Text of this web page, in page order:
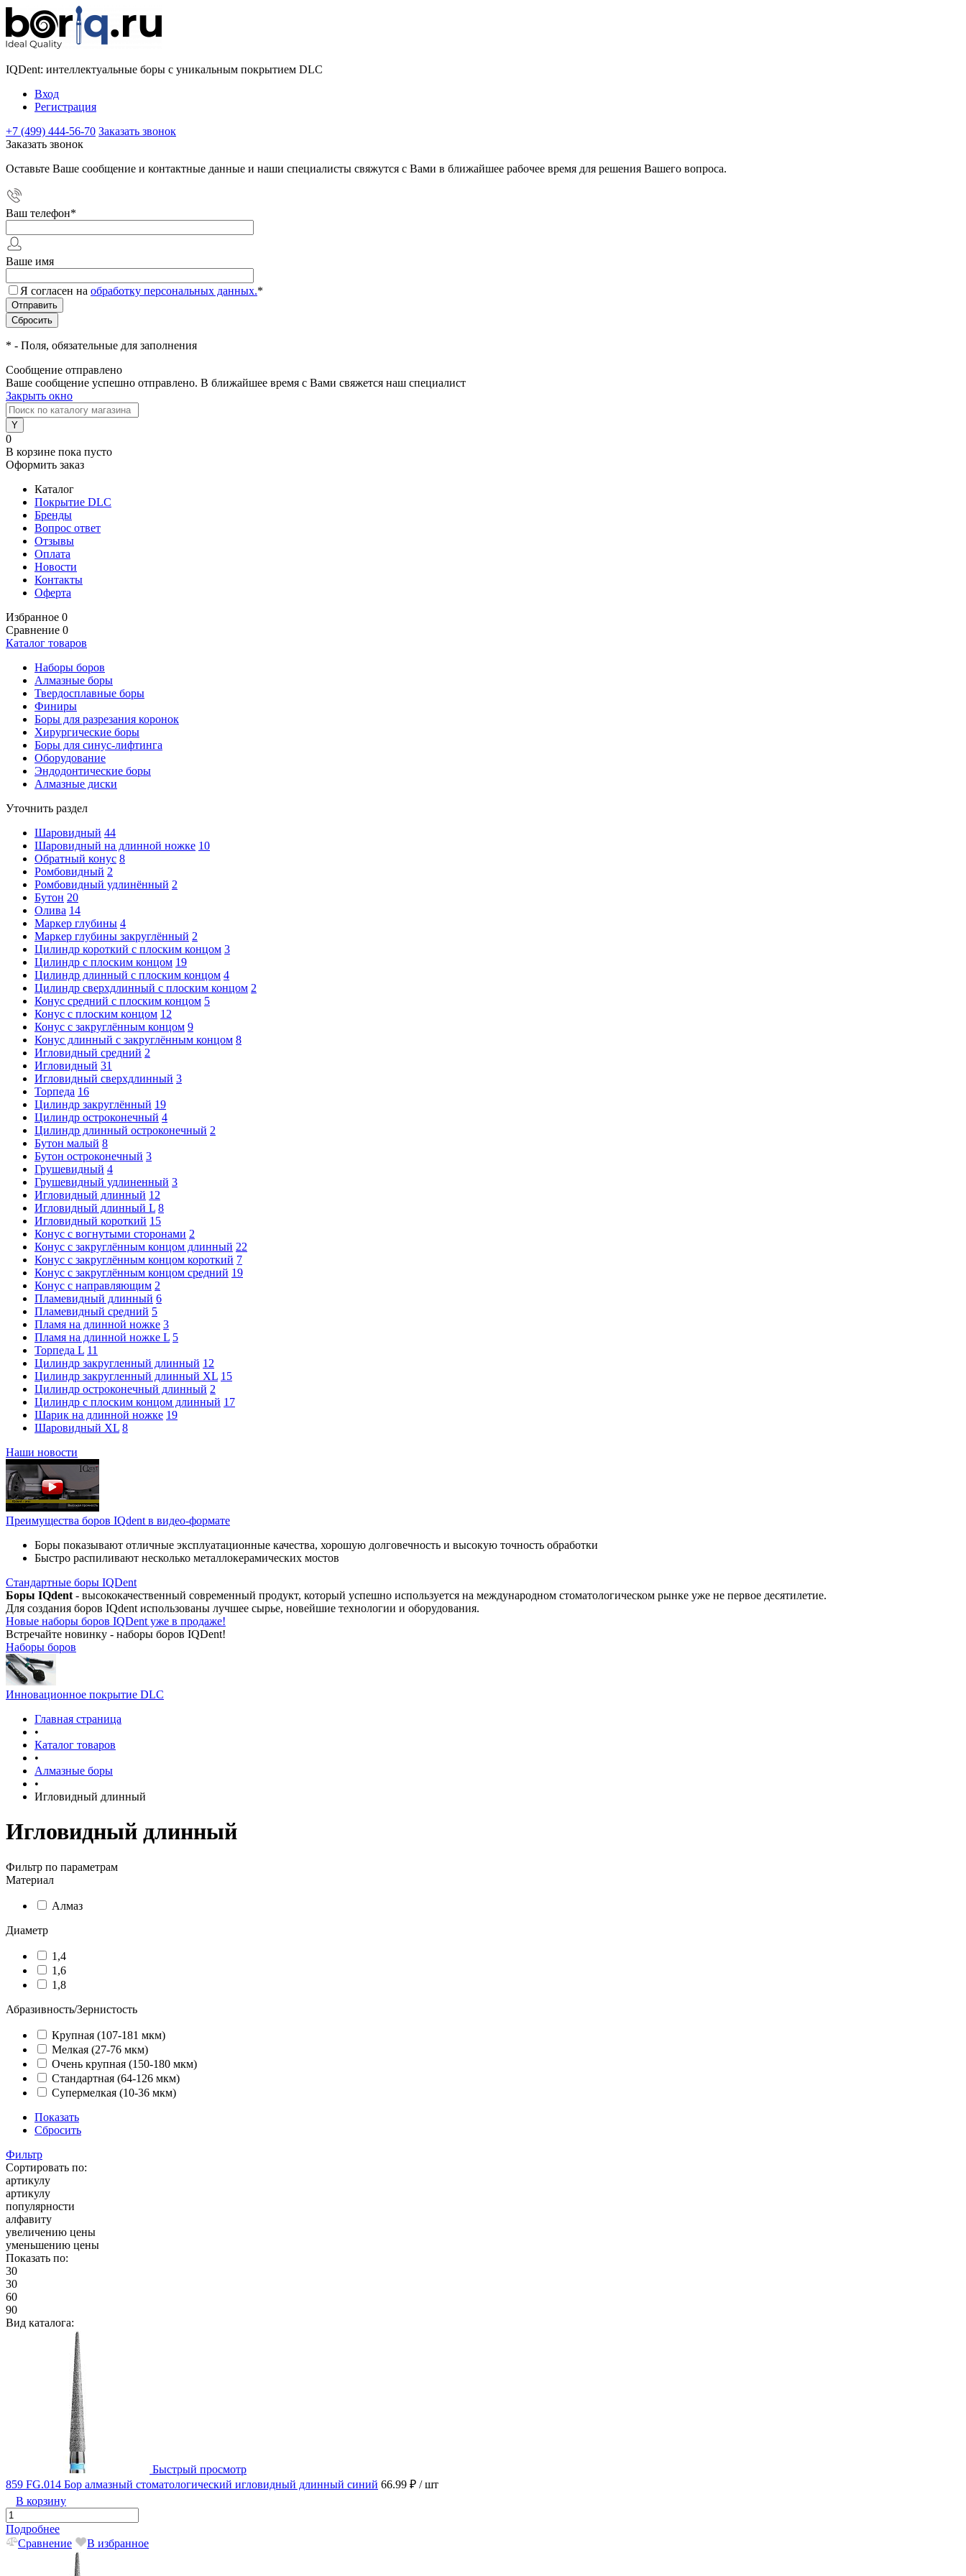
IQDent: интеллектуальные боры с уникальным покрытием DLC
Вход
Регистрация
+7 (499) 444-56-70 Заказать звонок
Заказать звонок
Оставьте Ваше сообщение и контактные данные и наши специалисты свяжутся с Вами в ближайшее рабочее время для решения Вашего вопроса.
Ваш телефон*
Ваше имя
Я согласен на обработку персональных данных.*
* - Поля, обязательные для заполнения
Сообщение отправлено
Ваше сообщение успешно отправлено. В ближайшее время с Вами свяжется наш специалист
Закрыть окно
0
В корзине пока пусто
Оформить заказ
Каталог
Покрытие DLC
Бренды
Вопрос ответ
Отзывы
Оплата
Новости
Контакты
Оферта
Избранное 0
Сравнение 0
Каталог товаров
Наборы боров
Алмазные боры
Твердосплавные боры
Финиры
Боры для разрезания коронок
Хирургические боры
Боры для синус-лифтинга
Оборудование
Эндодонтические боры
Алмазные диски
Уточнить раздел
Шаровидный 44
Шаровидный на длинной ножке 10
Обратный конус 8
Ромбовидный 2
Ромбовидный удлинённый 2
Бутон 20
Олива 14
Маркер глубины 4
Маркер глубины закруглённый 2
Цилиндр короткий с плоским концом 3
Цилиндр с плоским концом 19
Цилиндр длинный с плоским концом 4
Цилиндр сверхдлинный с плоским концом 2
Конус средний с плоским концом 5
Конус с плоским концом 12
Конус с закруглённым концом 9
Конус длинный с закруглённым концом 8
Игловидный средний 2
Игловидный 31
Игловидный сверхдлинный 3
Торпеда 16
Цилиндр закруглённый 19
Цилиндр остроконечный 4
Цилиндр длинный остроконечный 2
Бутон малый 8
Бутон остроконечный 3
Грушевидный 4
Грушевидный удлиненный 3
Игловидный длинный 12
Игловидный длинный L 8
Игловидный короткий 15
Конус с вогнутыми сторонами 2
Конус с закруглённым концом длинный 22
Конус с закруглённым концом короткий 7
Конус с закруглённым концом средний 19
Конус с направляющим 2
Пламевидный длинный 6
Пламевидный средний 5
Пламя на длинной ножке 3
Пламя на длинной ножке L 5
Торпеда L 11
Цилиндр закругленный длинный 12
Цилиндр закругленный длинный XL 15
Цилиндр остроконечный длинный 2
Цилиндр с плоским концом длинный 17
Шарик на длинной ножке 19
Шаровидный XL 8
Наши новости
Преимущества боров IQdent в видео-формате
Боры показывают отличные эксплуатационные качества, хорошую долговечность и высокую точность обработки
Быстро распиливают несколько металлокерамических мостов
Стандартные боры IQDent
Боры IQdent - высококачественный современный продукт, который успешно используется на международном стоматологическом рынке уже не первое десятилетие.
Для создания боров IQdent использованы лучшее сырье, новейшие технологии и оборудования.
Новые наборы боров IQDent уже в продаже!
Встречайте новинку - наборы боров IQDent!
Наборы боров
Инновационное покрытие DLC
Главная страница
•
Каталог товаров
•
Алмазные боры
•
Игловидный длинный
Игловидный длинный
Фильтр по параметрам
Материал
Алмаз
Диаметр
1,4
1,6
1,8
Абразивность/Зернистость
Крупная (107-181 мкм)
Мелкая (27-76 мкм)
Очень крупная (150-180 мкм)
Стандартная (64-126 мкм)
Супермелкая (10-36 мкм)
Показать
Сбросить
Фильтр
Сортировать по:
артикулу
артикулу
популярности
алфавиту
увеличению цены
уменьшению цены
Показать по:
30
30
60
90
Вид каталога:
Быстрый просмотр
859 FG.014 Бор алмазный стоматологический игловидный длинный синий 66.99 ₽ / шт
В корзину
Подробнее
Сравнение
В избранное